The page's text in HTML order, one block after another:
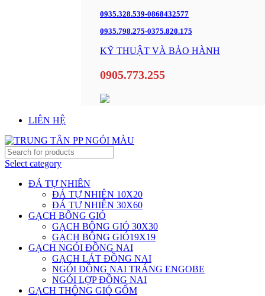
0935.328.539-0868432577
0935.798.275-0375.820.175
KỸ THUẬT VÀ BẢO HÀNH
0905.773.255
LIÊN HỆ
Select category
ĐÁ TỰ NHIÊN
ĐÁ TỰ NHIÊN 10X20
ĐÁ TỰ NHIÊN 30X60
GẠCH BÔNG GIÓ
GẠCH BÔNG GIÓ 30X30
GẠCH BÔNG GIÓ19X19
GẠCH NGÓI ĐỒNG NAI
GẠCH LÁT ĐỒNG NAI
NGÓI ĐỒNG NAI TRÁNG ENGOBE
NGÓI LỢP ĐỒNG NAI
GẠCH THÔNG GIÓ GỐM